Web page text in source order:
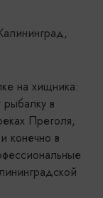
на хищника:
в
Преголя,
конечно в